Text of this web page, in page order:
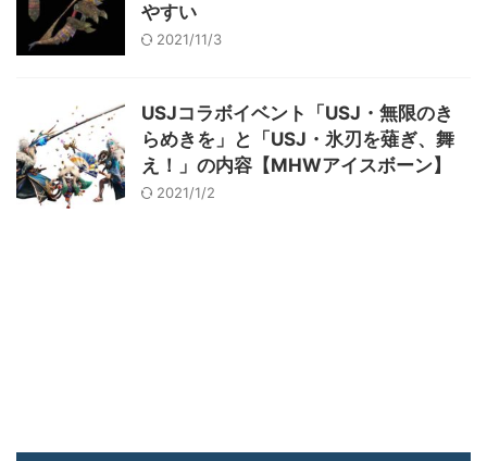
やすい
2021/11/3
USJコラボイベント「USJ・無限のき
らめきを」と「USJ・氷刃を薙ぎ、舞
え！」の内容【MHWアイスボーン】
2021/1/2